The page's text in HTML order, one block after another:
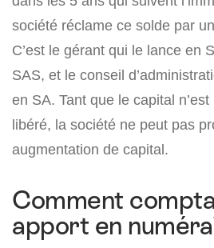
société réclame ce solde par
C’est le gérant qui le lance en
SAS, et le conseil
en SA. Tant que le capital
libéré, la société ne peut pas
augmentation de capital.
Comment
apport en